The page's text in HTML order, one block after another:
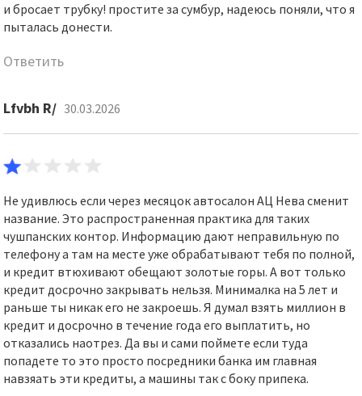
и бросает трубку! простите за сумбур, надеюсь поняли, что я
пыталась донести.
Ответить
Lfvbh R/ 30.03.2026
Не удивлюсь если через месяцок автосалон АЦ Нева сменит
название. Это распространенная практика для таких
чушпанских контор. Информацию дают неправильную по
телефону а там на месте уже обрабатывают тебя по полной,
и кредит втюхивают обещают золотые горы. А вот только
кредит досрочно закрывать нельзя. Минималка на 5 лет и
раньше ты никак его не закроешь. Я думал взять миллион в
кредит и досрочно в течение года его выплатить, но
отказались наотрез. Да вы и сами поймете если туда
попадете то это просто посредники банка им главная
навзяать эти кредиты, а машины так с боку припека.